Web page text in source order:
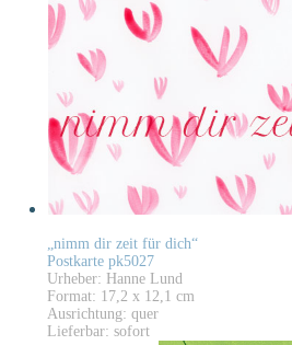
„nimm dir zeit für dich“
Postkarte pk5027
Urheber: Hanne Lund
Format: 17,2 x 12,1 cm
Ausrichtung: quer
Lieferbar: sofort